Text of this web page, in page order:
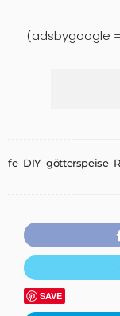
(adsbygoogle
fe DIY götterspeise
SAVE